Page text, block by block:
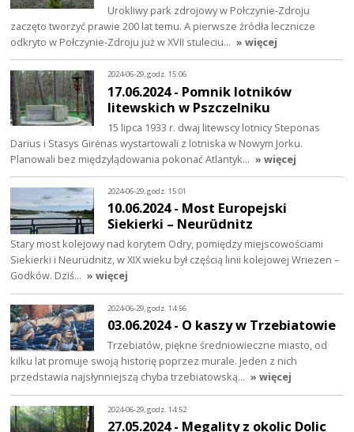
Urokliwy park zdrojowy w Połczynie-Zdroju
zaczęto tworzyć prawie 200 lat temu. A pierwsze źródła lecznicze
odkryto w Połczynie-Zdroju już w XVII stuleciu… » więcej
2024-06-29, godz. 15:06
17.06.2024 - Pomnik lotników
litewskich w Pszczelniku
15 lipca 1933 r. dwaj litewscy lotnicy Steponas
Darius i Stasys Girėnas wystartowali z lotniska w Nowym Jorku.
Planowali bez międzylądowania pokonać Atlantyk… » więcej
2024-06-29, godz. 15:01
10.06.2024 - Most Europejski
Siekierki – Neurüdnitz
Stary most kolejowy nad korytem Odry, pomiędzy miejscowościami
Siekierki i Neurüdnitz, w XIX wieku był częścią linii kolejowej Wriezen –
Godków. Dziś… » więcej
2024-06-29, godz. 14:56
03.06.2024 - O kaszy w Trzebiatowie
Trzebiatów, piękne średniowieczne miasto, od
kilku lat promuje swoją historię poprzez murale. Jeden z nich
przedstawia najsłynniejszą chyba trzebiatowską… » więcej
2024-06-29, godz. 14:52
27.05.2024 - Megality z okolic Dolic